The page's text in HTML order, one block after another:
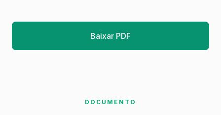
Baixar PDF
DOCUMENTO